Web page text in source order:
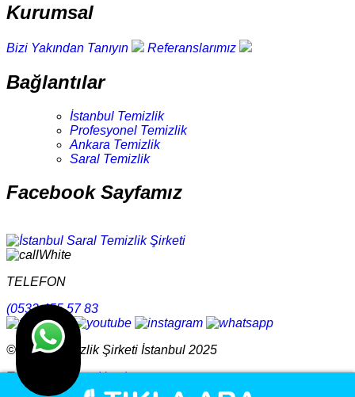
Kurumsal
Bizi Yakından Tanıyın Referanslarımız
Bağlantılar
İstanbul Temizlik
Profesyonel Temizlik
Ankara Temizlik
Saral Temizlik
Facebook Sayfamız
TELEFON
(0532 455 57 83
© Saral Temizlik Şirketi İstanbul 2025
Tasarım
Ankara Hosting